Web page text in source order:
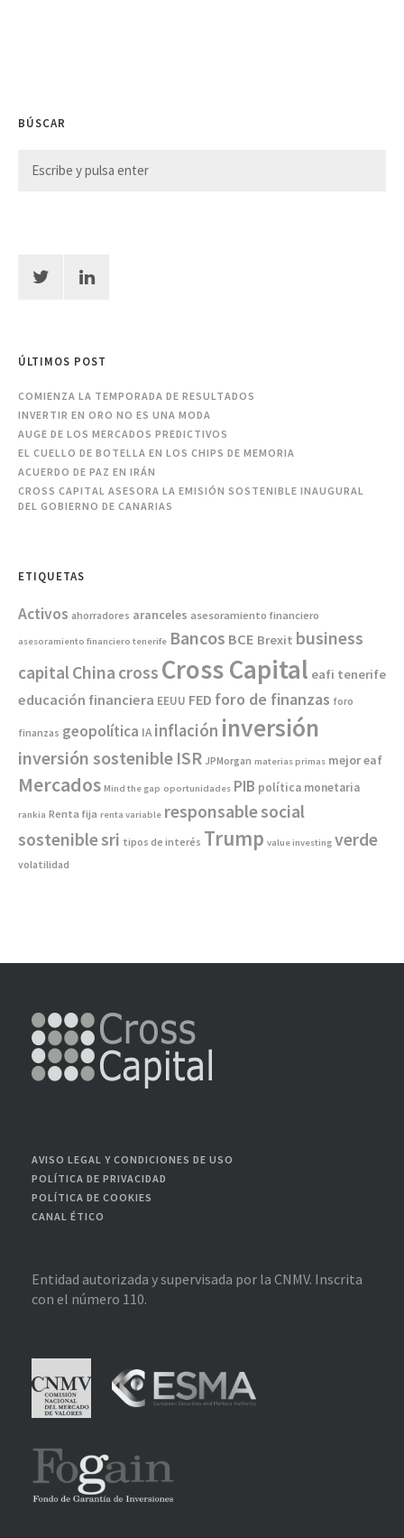
BÚSCAR
ÚLTIMOS POST
COMIENZA LA TEMPORADA DE RESULTADOS
INVERTIR EN ORO NO ES UNA MODA
AUGE DE LOS MERCADOS PREDICTIVOS
EL CUELLO DE BOTELLA EN LOS CHIPS DE MEMORIA
ACUERDO DE PAZ EN IRÁN
CROSS CAPITAL ASESORA LA EMISIÓN SOSTENIBLE INAUGURAL
DEL GOBIERNO DE CANARIAS
ETIQUETAS
Activos ahorradores aranceles asesoramiento financiero
asesoramiento financiero tenerife Bancos BCE Brexit business
capitalChina cross Cross Capital eafi tenerife
educación financiera EEUU FED foro de finanzas foro
finanzas geopolítica IA inflación inversión
inversión sostenible ISR JPMorgan materias primas mejor eaf
Mercados Mind the gap oportunidades PIB política monetaria
rankia Renta fija renta variable responsablesocial
sosteniblesri tipos de interés Trump value investing verde
volatilidad
AVISO LEGAL Y CONDICIONES DE USO
POLÍTICA DE PRIVACIDAD
POLÍTICA DE COOKIES
CANAL ÉTICO
Entidad autorizada y supervisada por la CNMV. Inscrita
con el número 110.